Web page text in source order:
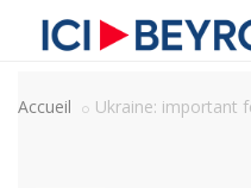
Accueil Ukraine: important